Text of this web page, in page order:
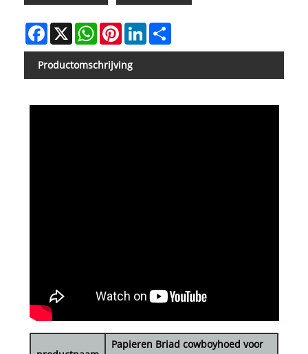
Facebook
X WhatsAppPinterestLinkedIn
Productomschrijving
Papieren Briad cowboyhoed voor